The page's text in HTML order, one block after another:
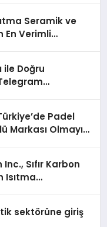
Seramik ve
En Verimli
ile Doğru
Padel
Markası Olmayı
Sıfır Karbon
Isıtma
sektörüne giriş